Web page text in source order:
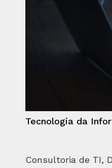
Tecnologia da
Consultoria de TI,